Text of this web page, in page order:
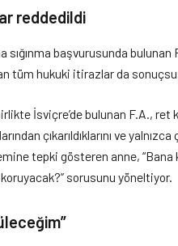
reddedildi
başvurusunda bulunan
tüm hukuki itirazlar da
İsviçre’de bulunan F.A., ret
çıkarıldıklarını ve
tepki gösteren anne, “Bana
sorusunu yöneltiyor.